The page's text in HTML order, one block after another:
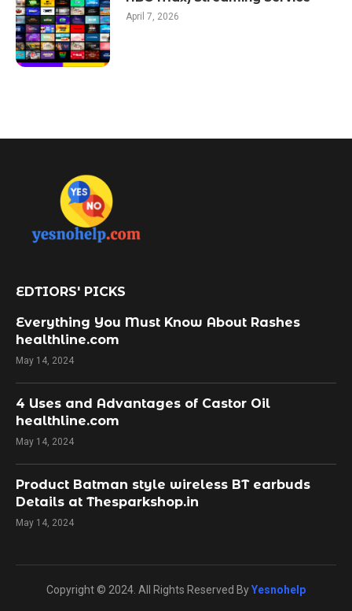
April 7, 2026
EDTIORS' PICKS
Everything You Must Know About Rashes
healthline.com
May 14, 2024
4 Uses and Advantages of Castor Oil
healthline.com
May 14, 2024
Product Batman style wireless BT earbuds
Details at Thesparkshop.in
May 14, 2024
Copyright © 2024. All Rights Reserved ByYesnohelp